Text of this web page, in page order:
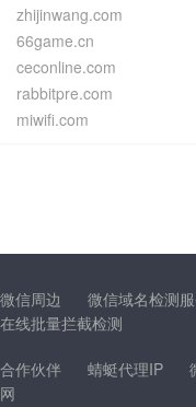
zhijinwang.com
66game.cn
ceconline.com
rabbitpre.com
miwifi.com
微信周边 微信域名检测
在线批量拦截检测
合作伙伴 蜻蜓代理IP
网